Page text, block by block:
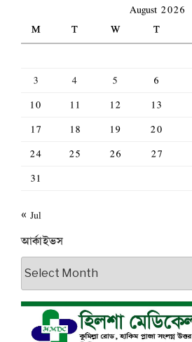
August 2026
M
T W T
3
4 5 6
10
11 12 13
17
18 19 20
24
25 26 27
31
« Jul
আর্কাইভস
আর্কাইভস